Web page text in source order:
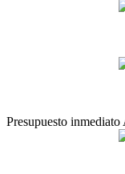
Presupuesto